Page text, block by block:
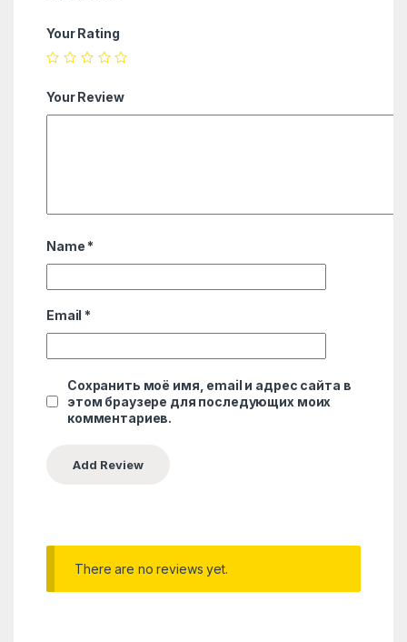
Your Rating
Your Review
Name *
Email *
Сохранить моё имя, email и адрес сайта в
этом браузере для последующих моих
комментариев.
There are no reviews yet.